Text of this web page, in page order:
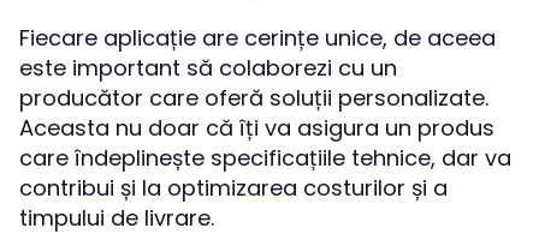
Fiecare aplicație are cerințe unice, de aceea
este important să colaborezi cu un
producător care oferă soluții personalizate.
Aceasta nu doar că îți va asigura un produs
care îndeplinește specificațiile tehnice, dar va
contribui și la optimizarea costurilor și a
timpului de livrare.